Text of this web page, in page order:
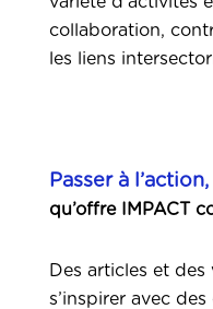
collaboration,
les liens
Passer à
qu’offre IMPACT
Des articles et
s’inspirer avec